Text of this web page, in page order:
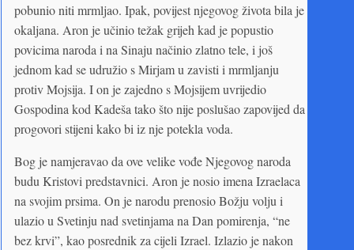
pobunio niti mrmljao. Ipak, povijest njegovog života bila je
okaljana. Aron je učinio težak grijeh kad je popustio
povicima naroda i na Sinaju načinio zlatno tele, i još
jednom kad se udružio s Mirjam u zavisti i mrmljanju
protiv Mojsija. I on je zajedno s Mojsijem uvrijedio
Gospodina kod Kadeša tako što nije poslušao zapovijed da
progovori stijeni kako bi iz nje potekla voda.
Bog je namjeravao da ove velike vođe Njegovog naroda
budu Kristovi predstavnici. Aron je nosio imena Izraelaca
na svojim prsima. On je narodu prenosio Božju volju i
ulazio u Svetinju nad svetinjama na Dan pomirenja, “ne
bez krvi”, kao posrednik za cijeli Izrael. Izlazio je nakon